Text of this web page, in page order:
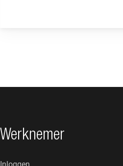
Footer navigatie
Werknemer